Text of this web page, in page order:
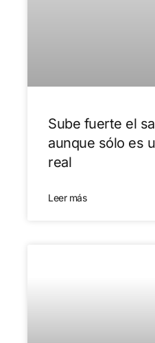
Sube fuerte el
aunque sólo es
real
Leer más